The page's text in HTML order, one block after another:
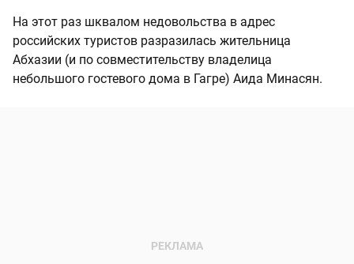
На этот раз шквалом недовольства в адрес
российских туристов разразилась жительница
Абхазии (и по совместительству владелица
небольшого гостевого дома в Гагре) Аида Минасян.